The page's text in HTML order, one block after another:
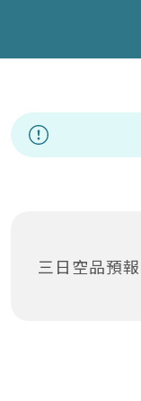
三日空品預報